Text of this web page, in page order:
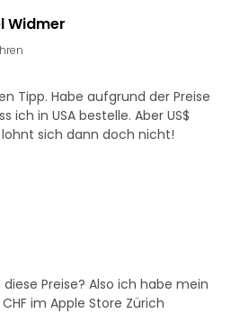
Widmer
Tipp. Habe aufgrund der Preise
ich in USA bestelle. Aber US$
lohnt sich dann doch nicht!
Preise? Also ich habe mein
im Apple Store Zürich